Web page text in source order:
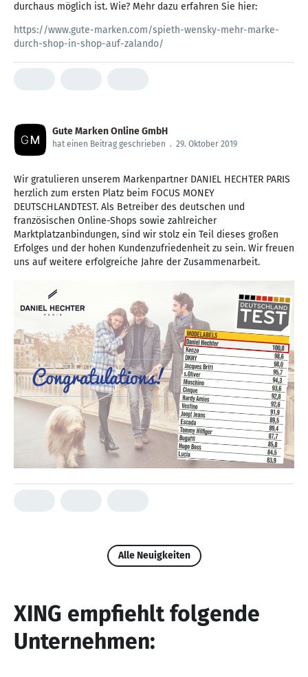
durchaus möglich ist. Wie? Mehr dazu erfahren Sie hier:
https://www.gute-marken.com/spieth-wensky-mehr-marke-
durch-shop-in-shop-auf-zalando/
Gute Marken Online GmbH
hat einen Beitrag geschrieben . 29. Oktober 2019
Wir gratulieren unserem Markenpartner DANIEL HECHTER PARIS
herzlich zum ersten Platz beim FOCUS MONEY
DEUTSCHLANDTEST. Als Betreiber des deutschen und
französischen Online-Shops sowie zahlreicher
Marktplatzanbindungen, sind wir stolz ein Teil dieses großen
Erfolges und der hohen Kundenzufriedenheit zu sein. Wir freuen
Alle Neuigkeiten
XING empfiehlt folgende
Unternehmen: